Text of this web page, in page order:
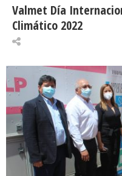
Valmet Día
Climático 2022